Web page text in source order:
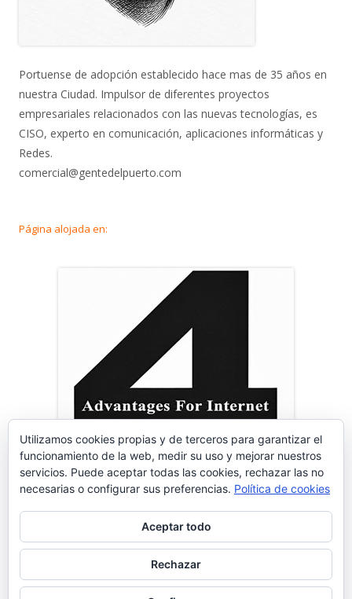
Portuense de adopción establecido hace mas de 35 años en
nuestra Ciudad. Impulsor de diferentes proyectos
empresariales relacionados con las nuevas tecnologías, es
CISO, experto en comunicación, aplicaciones informáticas y
Redes.
comercial@gentedelpuerto.com
Página alojada en:
del
Política de Privacidad
•UsandoTiny Framework • Acceder
Utilizamos cookies propias y de terceros para garantizar el
funcionamiento de la web, medir su uso y mejorar nuestros
servicios. Puede aceptar todas las cookies, rechazar las no
necesarias o configurar sus preferencias. Política de cookies
Aceptar todo
Rechazar